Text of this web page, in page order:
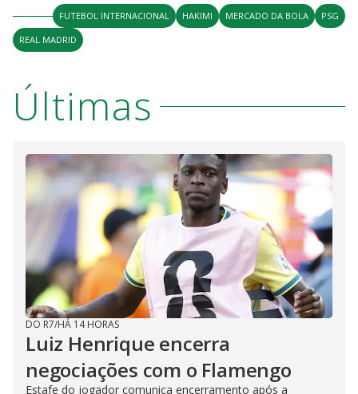
FUTEBOL INTERNACIONAL HAKIMI MERCADO DA BOLA
PSG
REAL MADRID
Últimas
DO R7/HÁ 14 HORAS
Luiz Henrique encerra
negociações com o Flamengo
Estafe do jogador comunica encerramento após a